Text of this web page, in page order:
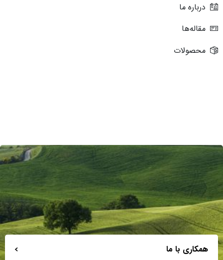
درباره ما
مقاله‌ها
محصولات
همکاری با ما